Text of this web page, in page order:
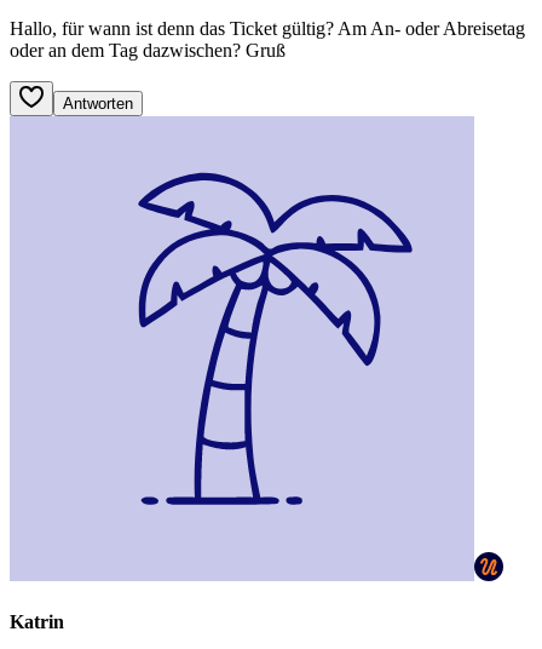
Hallo, für wann ist denn das Ticket gültig? Am An- oder Abreisetag
oder an dem Tag dazwischen? Gruß
Antworten
Katrin